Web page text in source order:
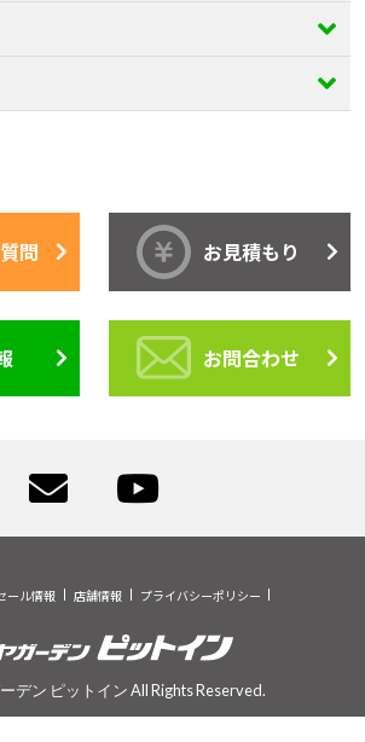
問 お見積もり
お問合わせ
ール情報 店舗情報 プライバシーポリシー
デン ピットイン All Rights Reserved.